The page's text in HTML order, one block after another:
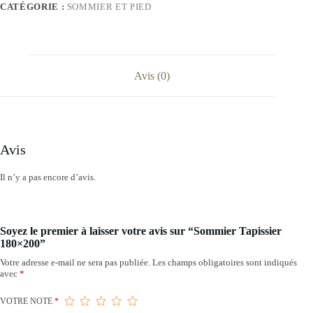
CATÉGORIE : SOMMIER ET PIED
Avis (0)
Avis
Il n’y a pas encore d’avis.
Soyez le premier à laisser votre avis sur “Sommier Tapissier
180×200”
Votre adresse e-mail ne sera pas publiée. Les champs obligatoires sont indiqués
avec *
VOTRE NOTE *